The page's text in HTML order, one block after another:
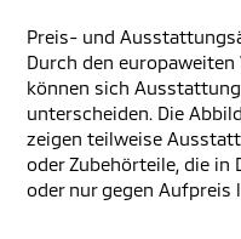
Preis- und
Durch den
können sich
unterscheiden. Die
zeigen teilweise
oder Zubehörteile, die
oder nur gegen Aufpreis